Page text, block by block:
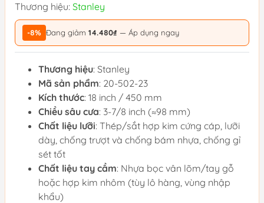
Thương hiệu: Stanley
-8% Đang giảm 14.480₫ — Áp dụng ngay
Thương hiệu: Stanley
Mã sản phẩm: 20-502-23
Kích thước: 18 inch / 450 mm
Chiều sâu cưa: 3-7/8 inch (≈98 mm)
Chất liệu lưỡi: Thép/sắt hợp kim cứng cáp, lưỡi
dày, chống trượt và chống bám nhựa, chống gỉ
sét tốt
Chất liệu tay cầm: Nhựa bọc vân lõm/tay gỗ
hoặc hợp kim nhôm (tùy lô hàng, vùng nhập
khẩu)